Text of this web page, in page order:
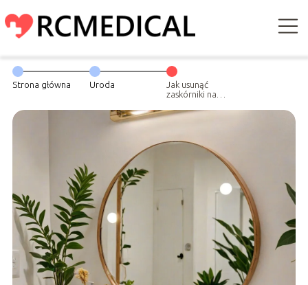
Strona główna Uroda
Jak usunąć
zaskórniki na
i specjalistyczne